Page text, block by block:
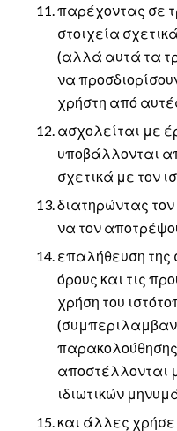
παρέχοντας σε
στοιχεία
(αλλά αυτά τα
να
χρήστη από
ασχολείται με
υποβάλλονται
σχετικά με τον
διατηρώντας
να τον
επαλήθευση
όρους και τις
χρήση του
αποστέλλονται
ιδιωτικών
και άλλες